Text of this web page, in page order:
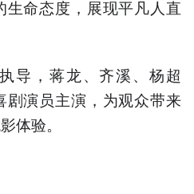
命态度，展现平凡人直
导，蒋龙、齐溪、杨超
剧演员主演，为观众带来
体验。